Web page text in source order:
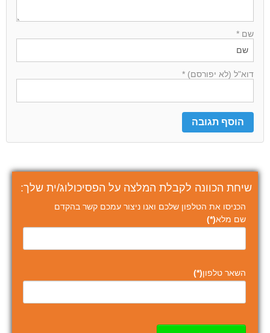
שם *
דוא"ל (לא יפורסם) *
שיחת הכוונה לקבלת המלצה על הפסיכולוג/ית שלך:
הכניסו את הטלפון שלכם ואנו ניצור עמכם קשר בהקדם
שם מלא(*)
השאר טלפון(*)